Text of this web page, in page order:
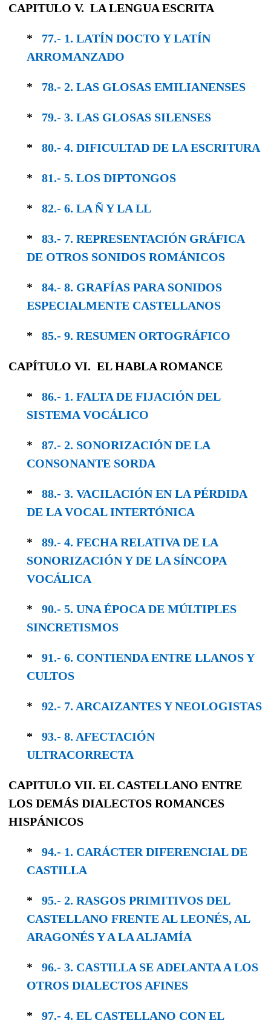
CAPITULO V. LA LENGUA ESCRITA
* 77.- 1. LATÍN DOCTO Y LATÍN
ARROMANZADO
* 78.- 2. LAS GLOSAS EMILIANENSES
* 79.- 3. LAS GLOSAS SILENSES
* 80.- 4. DIFICULTAD DE LA ESCRITURA
* 81.- 5. LOS DIPTONGOS
* 82.- 6. LA Ñ Y LA LL
* 83.- 7. REPRESENTACIÓN GRÁFICA
DE OTROS SONIDOS ROMÁNICOS
* 84.- 8. GRAFÍAS PARA SONIDOS
ESPECIAL­MENTE CASTELLANOS
* 85.- 9. RESUMEN ORTOGRÁFICO
CAPÍTULO VI. EL HABLA ROMANCE
* 86.- 1. FALTA DE FIJACIÓN DEL
SISTEMA VOCÁLICO
* 87.- 2. SONORIZACIÓN DE LA
CONSONANTE SORDA
* 88.- 3. VACILACIÓN EN LA PÉRDIDA
DE LA VOCAL INTERTÓNICA
* 89.- 4. FECHA RELATIVA DE LA
SONORIZA­CIÓN Y DE LA SÍNCOPA
VOCÁLICA
* 90.- 5. UNA ÉPOCA DE MÚLTIPLES
SINCRE­TISMOS
* 91.- 6. CONTIENDA ENTRE LLANOS Y
CULTOS
* 92.- 7. ARCAIZANTES Y NEOLOGISTAS
* 93.- 8. AFECTACIÓN
ULTRACORRECTA
CAPITULO VII. EL CASTELLANO ENTRE
LOS DEMÁS DIALECTOS ROMANCES
HISPÁNICOS
* 94.- 1. CARÁCTER DIFERENCIAL DE
CASTILLA
* 95.- 2. RASGOS PRIMITIVOS DEL
CASTELLANO FRENTE AL LEONÉS, AL
ARAGONÉS Y A LA ALJAMÍA
* 96.- 3. CASTILLA SE ADELANTA A LOS
OTROS DIALECTOS AFINES
* 97.- 4. EL CASTELLANO CON EL